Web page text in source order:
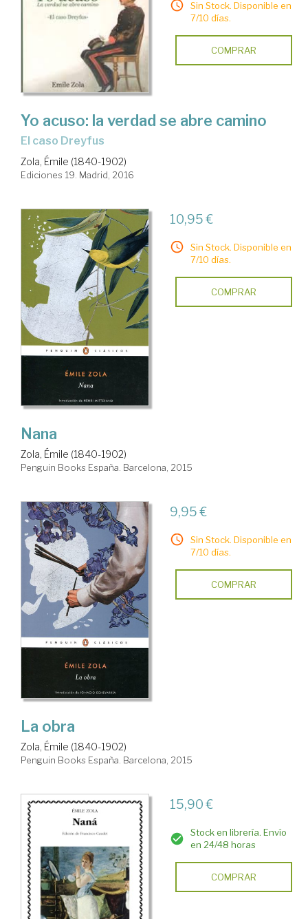
Sin Stock. Disponible en
7/10 días.
COMPRAR
Yo acuso: la verdad se abre camino
El caso Dreyfus
Zola, Émile (1840-1902)
Ediciones 19. Madrid, 2016
10,95 €
Sin Stock. Disponible en
7/10 días.
COMPRAR
Nana
Zola, Émile (1840-1902)
Penguin Books España. Barcelona, 2015
9,95 €
Sin Stock. Disponible en
7/10 días.
COMPRAR
La obra
Zola, Émile (1840-1902)
Penguin Books España. Barcelona, 2015
15,90 €
Stock en librería. Envío
en 24/48 horas
COMPRAR